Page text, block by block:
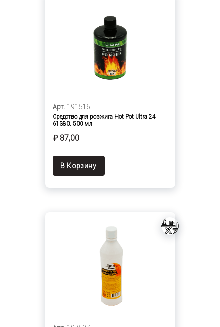
Арт. 191516
Средство для розжига Hot Pot Ultra 24
61380, 500 мл
₽ 87,00
В Корзину